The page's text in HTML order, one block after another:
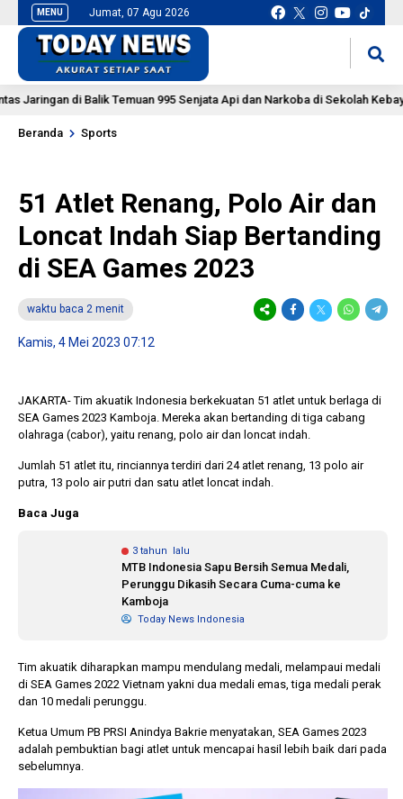
MENU Jumat, 07 Agu 2026
di Balik Temuan 995 Senjata Api dan Narkoba di Sekolah Kebayoran
Beranda Sports
51 Atlet Renang, Polo Air dan
Loncat Indah Siap Bertanding
di SEA Games 2023
waktu baca 2 menit
Kamis, 4 Mei 2023 07:12
JAKARTA- Tim akuatik Indonesia berkekuatan 51 atlet untuk berlaga di
SEA Games 2023 Kamboja. Mereka akan bertanding di tiga cabang
olahraga (cabor), yaitu renang, polo air dan loncat indah.
Jumlah 51 atlet itu, rinciannya terdiri dari 24 atlet renang, 13 polo air
putra, 13 polo air putri dan satu atlet loncat indah.
Baca Juga
3 tahun lalu
MTB Indonesia Sapu Bersih Semua Medali,
Perunggu Dikasih Secara Cuma-cuma ke
Kamboja
Today News Indonesia
Tim akuatik diharapkan mampu mendulang medali, melampaui medali
di SEA Games 2022 Vietnam yakni dua medali emas, tiga medali perak
dan 10 medali perunggu.
Ketua Umum PB PRSI Anindya Bakrie menyatakan, SEA Games 2023
adalah pembuktian bagi atlet untuk mencapai hasil lebih baik dari pada
sebelumnya.
Banyak Gugatan di
Pilkada 2024, Legislator
Ragukan SDM Bawaslu
KPU